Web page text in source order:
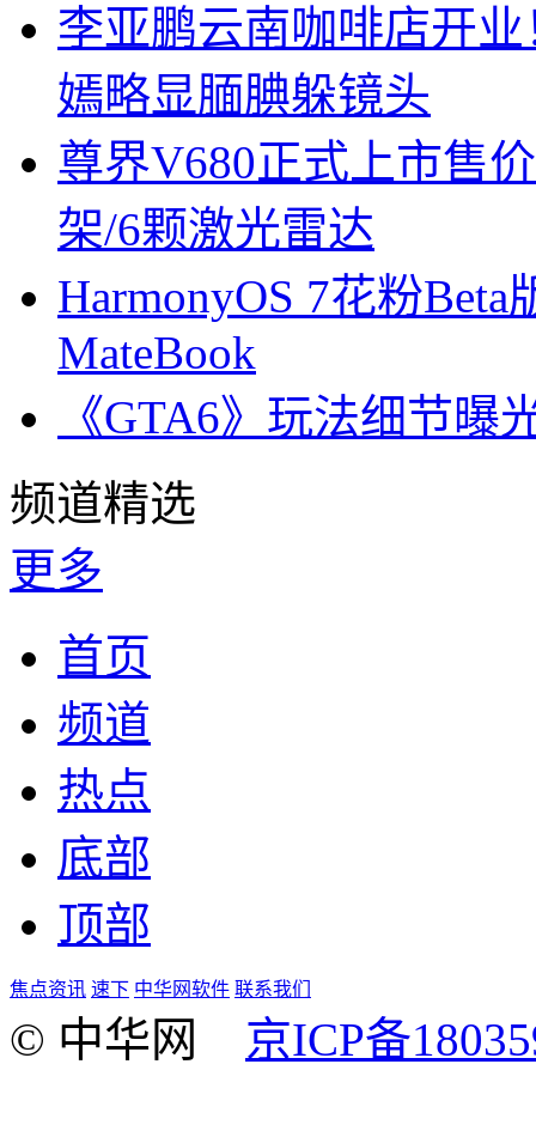
李亚鹏云南咖啡店开
嫣略显腼腆躲镜头
尊界V680正式上市售
架/6颗激光雷达
HarmonyOS 7花粉
MateBook
《GTA6》玩法细节
频道精选
更多
首页
频道
热点
底部
顶部
焦点资讯 速下 中华网软件 联系我们
© 中华网 京ICP备